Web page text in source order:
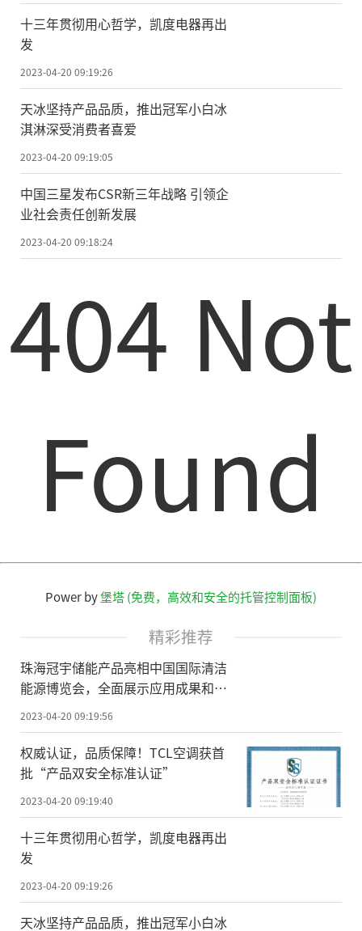
十三年贯彻用心哲学，凯度电器再出
发
2023-04-20 09:19:26
天冰坚持产品品质，推出冠军小白冰
淇淋深受消费者喜爱
2023-04-20 09:19:05
中国三星发布CSR新三年战略 引领企
业社会责任创新发展
2023-04-20 09:18:24
404 Not
Found
Power by堡塔 (免费，高效和安全的托管控制面板)
精彩推荐
珠海冠宇储能产品亮相中国国际清洁
能源博览会，全面展示应用成果和技
术底蕴
2023-04-20 09:19:56
权威认证，品质保障！TCL空调获首
批“产品双安全标准认证”
2023-04-20 09:19:40
十三年贯彻用心哲学，凯度电器再出
发
2023-04-20 09:19:26
天冰坚持产品品质，推出冠军小白冰